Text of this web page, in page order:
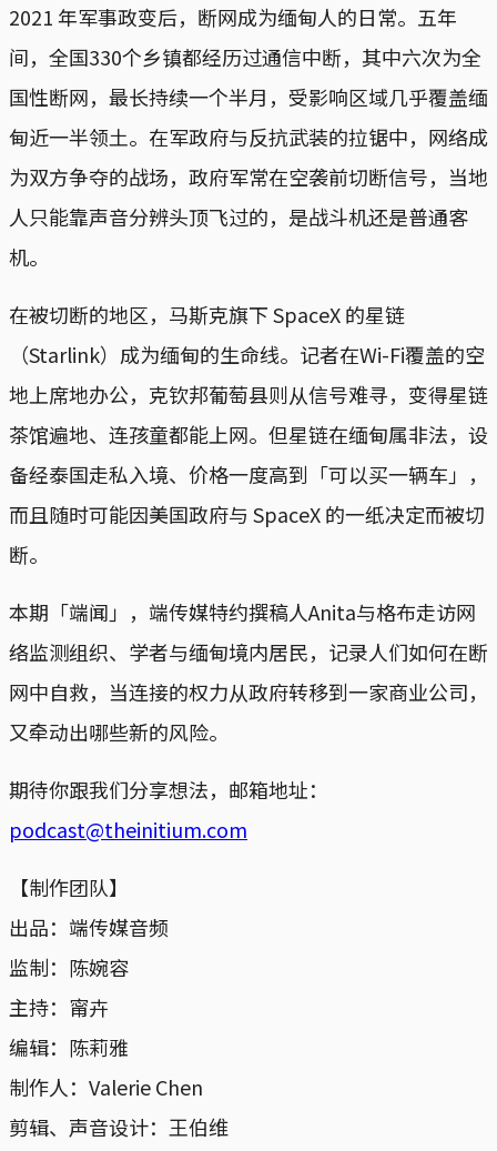
2021 年军事政变后，断网成为缅甸人的日常。五年
间，全国330个乡镇都经历过通信中断，其中六次为全
国性断网，最长持续一个半月，受影响区域几乎覆盖缅
甸近一半领土。在军政府与反抗武装的拉锯中，网络成
为双方争夺的战场，政府军常在空袭前切断信号，当地
人只能靠声音分辨头顶飞过的，是战斗机还是普通客
机。
在被切断的地区，马斯克旗下 SpaceX 的星链
（Starlink）成为缅甸的生命线。记者在Wi-Fi覆盖的空
地上席地办公，克钦邦葡萄县则从信号难寻，变得星链
茶馆遍地、连孩童都能上网。但星链在缅甸属非法，设
备经泰国走私入境、价格一度高到「可以买一辆车」，
而且随时可能因美国政府与 SpaceX 的一纸决定而被切
断。
本期「端闻」，端传媒特约撰稿人Anita与格布走访网
络监测组织、学者与缅甸境内居民，记录人们如何在断
网中自救，当连接的权力从政府转移到一家商业公司，
又牵动出哪些新的风险。
期待你跟我们分享想法，邮箱地址：
podcast@theinitium.com
【制作团队】
出品：端传媒音频
监制：陈婉容
主持：甯卉
编辑：陈莉雅
制作人：Valerie Chen
剪辑、声音设计：王伯维